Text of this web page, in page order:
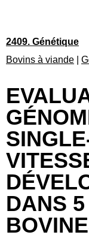
2409. Génétique
Bovins à viande
DANS